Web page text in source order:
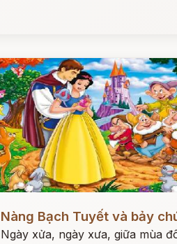
Nàng Bạch Tuyết và bảy
Ngày xửa, ngày xưa, giữa mùa